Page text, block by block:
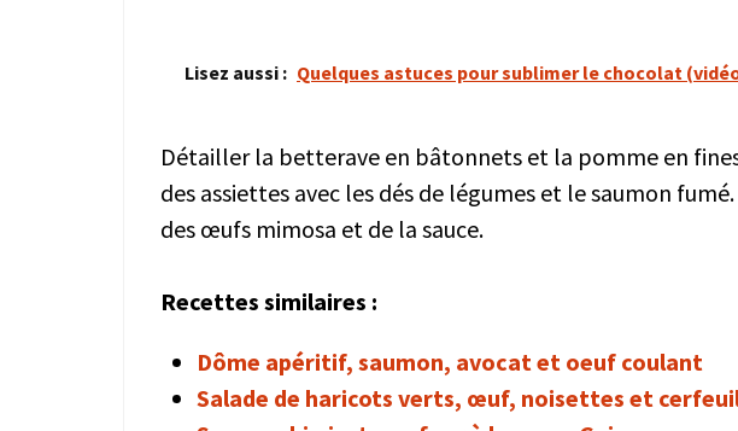
Lisez aussi : Quelques astuces pour sublimer le chocolat
Détailler la betterave en bâtonnets et la pomme en
des assiettes avec les dés de légumes et le saumon
des œufs mimosa et de la sauce.
Recettes similaires :
Dôme apéritif, saumon, avocat et oeuf coulant
Salade de haricots verts, œuf, noisettes et